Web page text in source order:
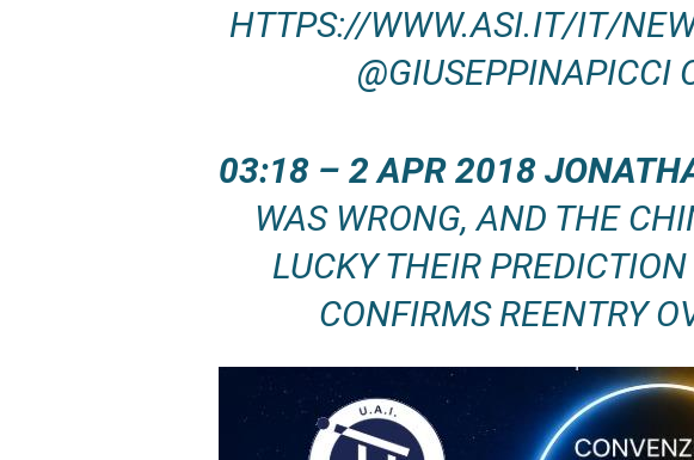
HTTPS://WWW.ASI.IT/IT/
@GIUSEPPINAPICCI
03:18 – 2 APR 2018
WAS WRONG, AND THE
LUCKY THEIR
CONFIRMS REENTRY